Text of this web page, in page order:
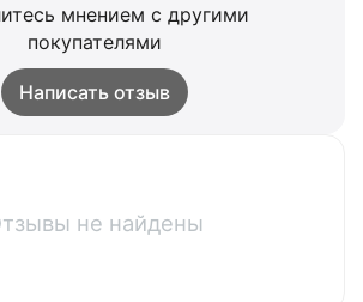
мнением с другими
покупателями
Написать отзыв
не найдены